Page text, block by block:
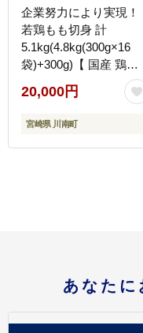
企業努力により実現！
若鶏もも切身 計
5.1kg(4.8kg(300g×16
袋)+300g)【 国産 鶏肉
肉 とり もも肉 モモ
5.1kg からあげ 唐揚げ
チキン南蛮 送料無料 】
20,000円
宮崎県 川南町
あなたに